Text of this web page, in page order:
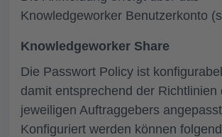
Knowledgeworker Benutzerkonto
Knowledgeworker Share
Die Passwort Policy ist
damit entsprechend der Richtlinien
jeweiligen Auftraggebers
Konfiguriert werden können